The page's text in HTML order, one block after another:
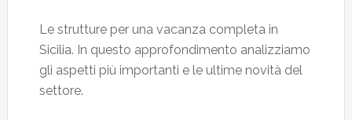
Le strutture per una vacanza completa in
Sicilia. In questo approfondimento analizziamo
gli aspetti più importanti e le ultime novità del
settore.